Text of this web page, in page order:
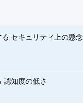
セキュリティ上の懸念
認知度の低さ